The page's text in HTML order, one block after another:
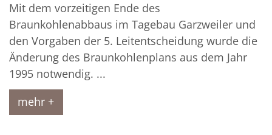
Mit dem vorzeitigen Ende des
Braunkohlenabbaus im Tagebau Garzweiler und
den Vorgaben der 5. Leitentscheidung wurde die
Änderung des Braunkohlenplans aus dem Jahr
1995 notwendig. ...
mehr +